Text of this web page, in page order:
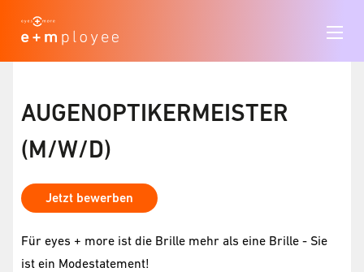
AUGENOPTIKERMEISTER
(M/W/D)
Jetzt bewerben
Für eyes + more ist die Brille mehr als eine Brille - Sie
ist ein Modestatement!